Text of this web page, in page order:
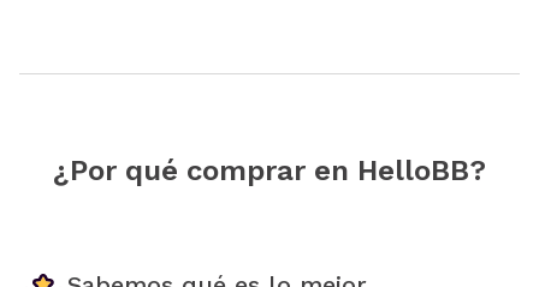
¿Por qué comprar en HelloBB?